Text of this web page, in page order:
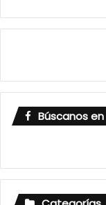
Búscanos